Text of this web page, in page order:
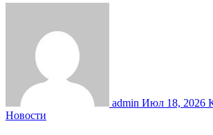
admin Июл 18, 2026
Новости